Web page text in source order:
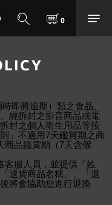
即將逾期）類之食品、
經拆封之影音商品或電
封之個人衛生用品等按
」不適用7天鑑賞期之商
商品鑑賞期（7天含假
客服人員，並提供「姓
退貨商品名稱」、「退
將會協助您進行退換